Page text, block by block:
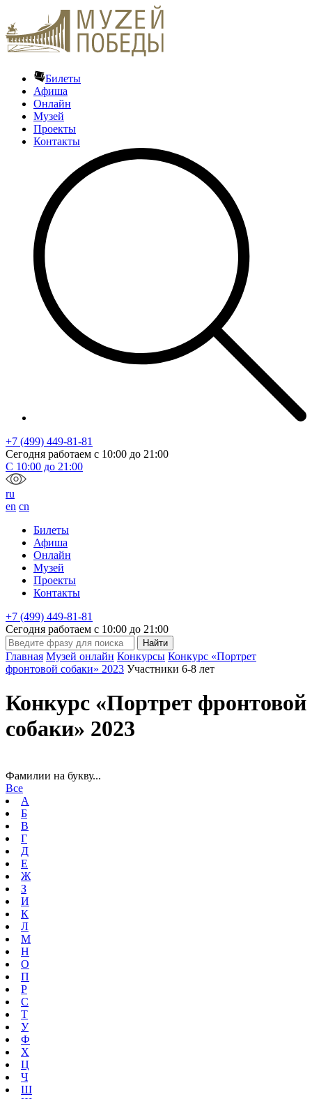
Билеты
Афиша
Онлайн
Музей
Проекты
Контакты
+7 (499) 449-81-81
Сегодня работаем с 10:00 до 21:00
С 10:00 до 21:00
ru
en cn
Билеты
Афиша
Онлайн
Музей
Проекты
Контакты
+7 (499) 449-81-81
Сегодня работаем с 10:00 до 21:00
Главная Музей онлайн Конкурсы Конкурс «Портрет
фронтовой собаки» 2023 Участники 6-8 лет
Конкурс «Портрет фронтовой
собаки» 2023
Фамилии на букву...
Все
А
Б
В
Г
Д
Е
Ж
З
И
К
Л
М
Н
О
П
Р
С
Т
У
Ф
Х
Ц
Ч
Ш